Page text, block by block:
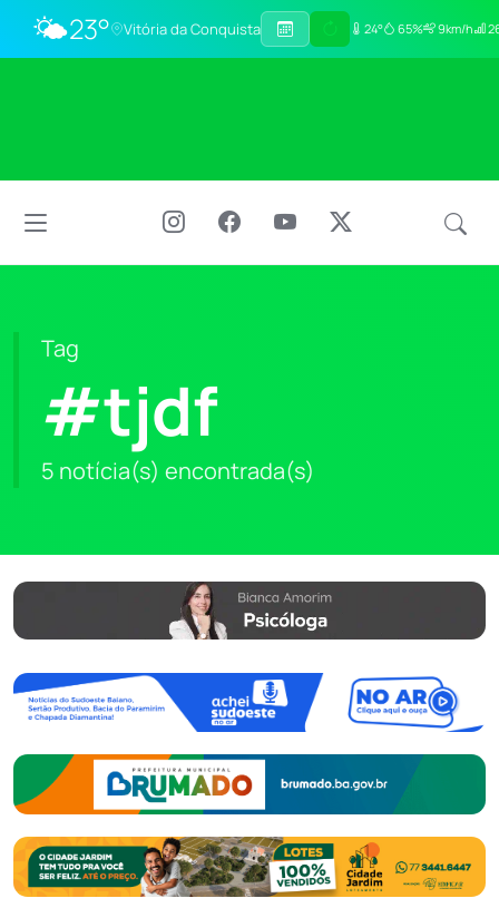
🌤️23° Vitória da Conquista 24° 65% 9km/h
Tag
#tjdf
5 notícia(s) encontrada(s)